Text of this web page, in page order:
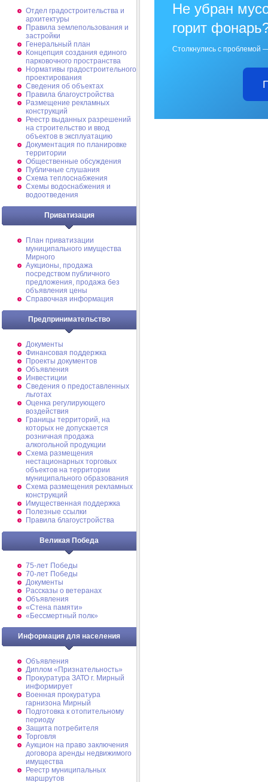
Отдел градостроительства и
архитектуры
Правила землепользования и
застройки
Генеральный план
Концепция создания единого
парковочного пространства
Нормативы градостроительного
проектирования
Сведения об объектах
Правила благоустройства
Размещение рекламных
конструкций
Реестр выданных разрешений
на строительство и ввод
объектов в эксплуатацию
Документация по планировке
территории
Общественные обсуждения
Публичные слушания
Схема теплоснабжения
Схемы водоснабжения и
водоотведения
Приватизация
План приватизации
муниципального имущества
Мирного
Аукционы, продажа
посредством публичного
предложения, продажа без
объявления цены
Справочная информация
Предпринимательство
Документы
Финансовая поддержка
Проекты документов
Объявления
Инвестиции
Сведения о предоставленных
льготах
Оценка регулирующего
воздействия
Границы территорий, на
которых не допускается
розничная продажа
алкогольной продукции
Схема размещения
нестационарных торговых
объектов на территории
муниципального образования
Схема размещения рекламных
конструкций
Имущественная поддержка
Полезные ссылки
Правила благоустройства
Великая Победа
75-лет Победы
70-лет Победы
Документы
Рассказы о ветеранах
Объявления
«Стена памяти»
«Бессмертный полк»
Информация для населения
Объявления
Диплом «Признательность»
Прокуратура ЗАТО г. Мирный
информирует
Военная прокуратура
гарнизона Мирный
Подготовка к отопительному
периоду
Защита потребителя
Торговля
Аукцион на право заключения
договора аренды недвижимого
имущества
Реестр муниципальных
маршрутов
Не убран
горит
Столкнулись с проблемой